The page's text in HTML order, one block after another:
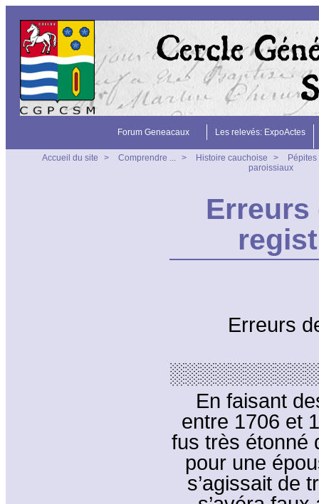
Forum Geneacaux Les relevés: ExpoActes
Accueil du site > Comprendre ... > Histoire cauchoise >
paroissiaux
Erreurs
Erreurs
En faisant
entre 1706 et
fus très étonné
pour une
s’agissait de